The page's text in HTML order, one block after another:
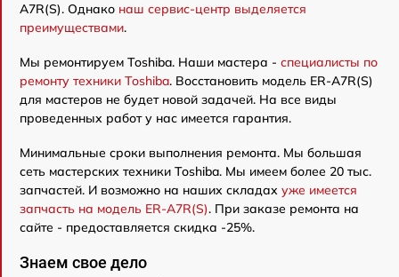
A7R(S). Однако наш сервис-центр выделяется
преимуществами.
Мы ремонтируем Toshiba. Наши мастера - специалисты по
ремонту техники Toshiba. Восстановить модель ER-A7R(S)
для мастеров не будет новой задачей. На все виды
проведенных работ у нас имеется гарантия.
Минимальные сроки выполнения ремонта. Мы большая
сеть мастерских техники Toshiba. Мы имеем более 20 тыс.
запчастей. И возможно на наших складах уже имеется
запчасть на модель ER-A7R(S). При заказе ремонта на
сайте - предоставляется скидка -25%.
Знаем свое дело